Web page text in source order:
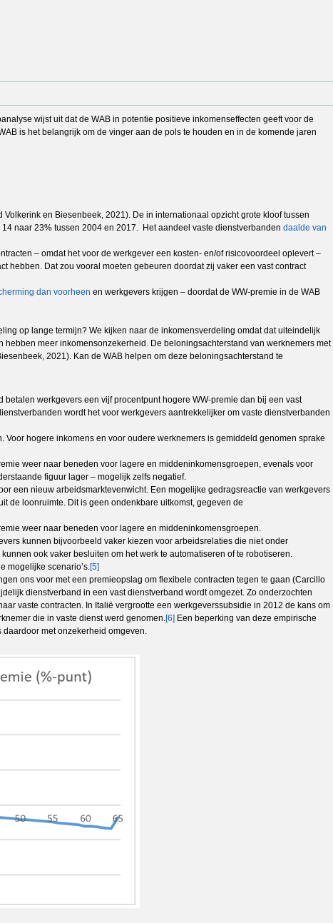
wijst uit dat de WAB in potentie positieve inkomenseffecten geeft voor de
is het belangrijk om de vinger aan de pols te houden en in de komende jaren
en Biesenbeek, 2021). De in internationaal opzicht grote kloof tussen
naar 23% tussen 2004 en 2017. Het aandeel vaste dienstverbanden daalde van
– omdat het voor de werkgever een kosten- en/of risicovoordeel oplevert –
hebben. Dat zou vooral moeten gebeuren doordat zij vaker een vast contract
dan voorheen en werkgevers krijgen – doordat de WW-premie in de WAB
op lange termijn? We kijken naar de inkomensverdeling omdat dat uiteindelijk
meer inkomensonzekerheid. De beloningsachterstand van werknemers met
2021). Kan de WAB helpen om deze beloningsachterstand te
betalen werkgevers een vijf procentpunt hogere WW-premie dan bij een vast
wordt het voor werkgevers aantrekkelijker om vaste dienstverbanden
Voor hogere inkomens en voor oudere werknemers is gemiddeld genomen sprake
weer naar beneden voor lagere en middeninkomensgroepen, evenals voor
figuur lager – mogelijk zelfs negatief.
een nieuw arbeidsmarktevenwicht. Een mogelijke gedragsreactie van werkgevers
de loonruimte. Dit is geen ondenkbare uitkomst, gegeven de
weer naar beneden voor lagere en middeninkomensgroepen.
kunnen bijvoorbeeld vaker kiezen voor arbeidsrelaties die niet onder
ook vaker besluiten om het werk te automatiseren of te robotiseren.
mogelijke scenario’s.[5]
ons voor met een premieopslag om flexibele contracten tegen te gaan (Carcillo
dienstverband in een vast dienstverband wordt omgezet. Zo onderzochten
vaste contracten. In Italië vergrootte een werkgeverssubsidie in 2012 de kans om
die in vaste dienst werd genomen.[6] Een beperking van deze empirische
met onzekerheid omgeven.